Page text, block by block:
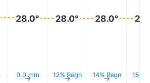
28.0°
0.0 mm
↑
28.0°
12% Regn
↑
28.0°
14% Regn
↑
15%